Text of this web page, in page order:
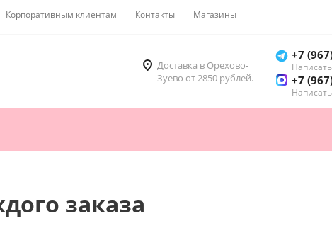
Корпоративным клиентам Контакты Магазины
Доставка в Орехово-
Зуево от 2850 рублей.
+7
+7
заказа